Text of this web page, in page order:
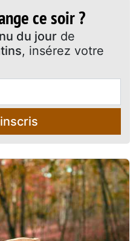
ce soir ?
du jour de
, insérez votre